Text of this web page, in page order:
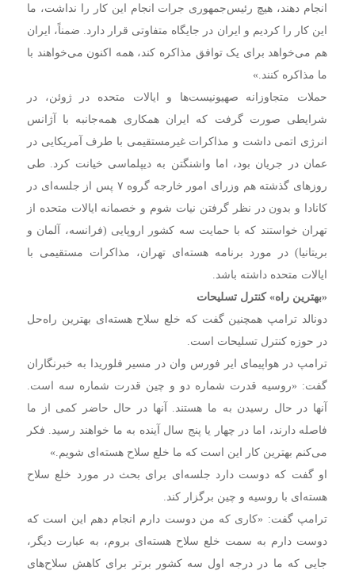
انجام دهند، هیچ رئیس‌جمهوری جرات انجام این کار را نداشت، ما
این کار را کردیم و ایران در جایگاه متفاوتی قرار دارد. ضمناً، ایران
هم می‌خواهد برای یک توافق مذاکره کند، همه اکنون می‌خواهند با
ما مذاکره کنند.»
حملات متجاوزانه صهیونیست‌ها و ایالات متحده در ژوئن، در
شرایطی صورت گرفت که ایران همکاری همه‌جانبه با آژانس
انرژی اتمی داشت و مذاکرات غیرمستقیمی با طرف آمریکایی در
عمان در جریان بود، اما واشنگتن به دیپلماسی خیانت کرد. طی
روزهای گذشته هم وزرای امور خارجه گروه ۷ پس از جلسه‌ای در
کانادا و بدون در نظر گرفتن نیات شوم و خصمانه ایالات متحده از
تهران خواستند که با حمایت سه کشور اروپایی (فرانسه، آلمان و
بریتانیا) در مورد برنامه هسته‌ای تهران، مذاکرات مستقیمی با
ایالات متحده داشته باشد.
«بهترین راه» کنترل تسلیحات
دونالد ترامپ همچنین گفت که خلع سلاح هسته‌ای بهترین راه‌حل
در حوزه کنترل تسلیحات است.
ترامپ در هواپیمای ایر فورس وان در مسیر فلوریدا به خبرنگاران
گفت: «روسیه قدرت شماره دو و چین قدرت شماره سه است.
آنها در حال رسیدن به ما هستند. آنها در حال حاضر کمی از ما
فاصله دارند، اما در چهار یا پنج سال آینده به ما خواهند رسید. فکر
می‌کنم بهترین کار این است که ما خلع سلاح هسته‌ای شویم.»
او گفت که دوست دارد جلسه‌ای برای بحث در مورد خلع سلاح
هسته‌ای با روسیه و چین برگزار کند.
ترامپ گفت: «کاری که من دوست دارم انجام دهم این است که
دوست دارم به سمت خلع سلاح هسته‌ای بروم، به عبارت دیگر،
جایی که ما در درجه اول سه کشور برتر برای کاهش سلاح‌های